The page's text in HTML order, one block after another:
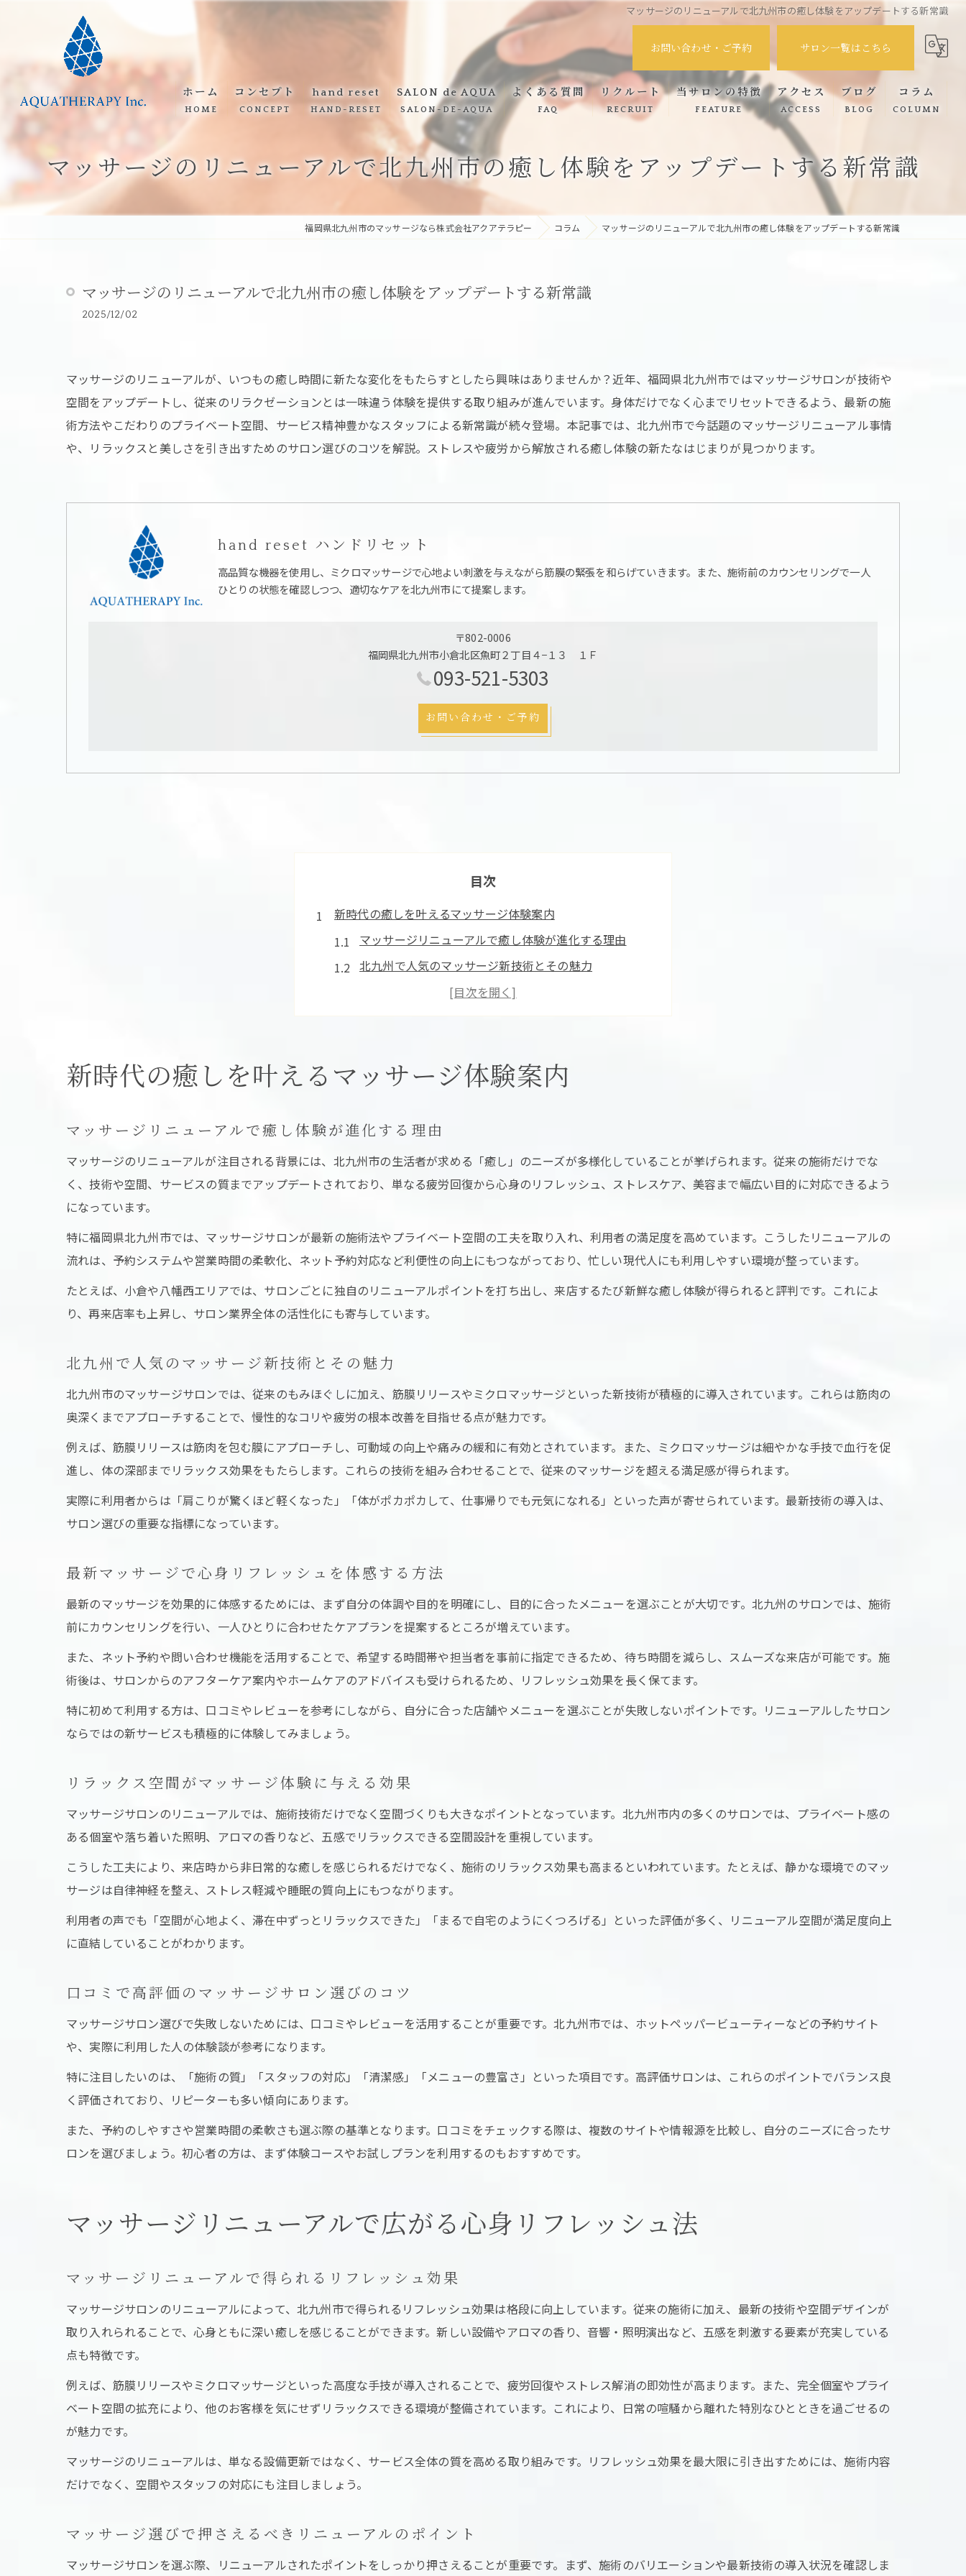
マッサージのリニューアルで北九州市の癒し体験をアップデートする新常識
お問い合わせ・ご予約 サロン一覧はこちら
ホーム
HOME
コンセプト
CONCEPT
hand reset
HAND-RESET
hand reset メニュー
SALON de AQUA
SALON-DE-AQUA
SALON de AQUA メニュー
SALON de AQUA ギャラリー
よくある質問
FAQ
リクルート
RECRUIT
当サロンの特徴
FEATURE
筋膜リリース
アクセス
ACCESS
ブログ
BLOG
コラム
COLUMN
マッサージのリニューアルで北九州市の癒し体験をアップデートする新常識
福岡県北九州市のマッサージなら株式会社アクアテラピー コラム マッサージのリニューアルで北九州市の癒し体験をアップデートする新常識
マッサージのリニューアルで北九州市の癒し体験をアップデートする新常識
2025/12/02
マッサージのリニューアルが、いつもの癒し時間に新たな変化をもたらすとしたら興味はありませんか？近年、福岡県北九州市ではマッサージサロンが技術や
空間をアップデートし、従来のリラクゼーションとは一味違う体験を提供する取り組みが進んでいます。身体だけでなく心までリセットできるよう、最新の施
術方法やこだわりのプライベート空間、サービス精神豊かなスタッフによる新常識が続々登場。本記事では、北九州市で今話題のマッサージリニューアル事情
や、リラックスと美しさを引き出すためのサロン選びのコツを解説。ストレスや疲労から解放される癒し体験の新たなはじまりが見つかります。
hand reset ハンドリセット
高品質な機器を使用し、ミクロマッサージで心地よい刺激を与えながら筋膜の緊張を和らげていきます。また、施術前のカウンセリングで一人
ひとりの状態を確認しつつ、適切なケアを北九州市にて提案します。
〒802-0006
福岡県北九州市小倉北区魚町２丁目４−１３ １Ｆ
093-521-5303
お問い合わせ・ご予約
目次
新時代の癒しを叶えるマッサージ体験案内
マッサージリニューアルで癒し体験が進化する理由
北九州で人気のマッサージ新技術とその魅力
最新マッサージで心身リフレッシュを体感する方法
マッサージリニューアルで広がる心身リフレッシュ法
マッサージ選びで押さえるべきリニューアルのポイント
新しい施術法が心と体に与えるメリットを解説
リラックス重視派が選ぶマッサージサロンの基準
新感覚マッサージの選び方と体験談を紹介
リラックスできるマッサージサロンの見極め方
口コミ比較で安心できるマッサージを見つける
リニューアルサロンの特典と予約時の注意点
マッサージ利用者目線の満足度向上テクニック
マッサージ選びで後悔しない賢いサロン活用術
失敗しないマッサージサロンの選び方を解説
リラックス重視の女性に嬉しいサロン活用術
口コミや評判を活用したマッサージ選びの極意
新時代の癒しを叶えるマッサージ体験案内
マッサージリニューアルで癒し体験が進化する理由
マッサージのリニューアルが注目される背景には、北九州市の生活者が求める「癒し」のニーズが多様化していることが挙げられます。従来の施術だけでな
く、技術や空間、サービスの質までアップデートされており、単なる疲労回復から心身のリフレッシュ、ストレスケア、美容まで幅広い目的に対応できるよう
になっています。
特に福岡県北九州市では、マッサージサロンが最新の施術法やプライベート空間の工夫を取り入れ、利用者の満足度を高めています。こうしたリニューアルの
流れは、予約システムや営業時間の柔軟化、ネット予約対応など利便性の向上にもつながっており、忙しい現代人にも利用しやすい環境が整っています。
たとえば、小倉や八幡西エリアでは、サロンごとに独自のリニューアルポイントを打ち出し、来店するたび新鮮な癒し体験が得られると評判です。これによ
り、再来店率も上昇し、サロン業界全体の活性化にも寄与しています。
北九州で人気のマッサージ新技術とその魅力
北九州市のマッサージサロンでは、従来のもみほぐしに加え、筋膜リリースやミクロマッサージといった新技術が積極的に導入されています。これらは筋肉の
奥深くまでアプローチすることで、慢性的なコリや疲労の根本改善を目指せる点が魅力です。
例えば、筋膜リリースは筋肉を包む膜にアプローチし、可動域の向上や痛みの緩和に有効とされています。また、ミクロマッサージは細やかな手技で血行を促
進し、体の深部までリラックス効果をもたらします。これらの技術を組み合わせることで、従来のマッサージを超える満足感が得られます。
実際に利用者からは「肩こりが驚くほど軽くなった」「体がポカポカして、仕事帰りでも元気になれる」といった声が寄せられています。最新技術の導入は、
サロン選びの重要な指標になっています。
最新マッサージで心身リフレッシュを体感する方法
最新のマッサージを効果的に体感するためには、まず自分の体調や目的を明確にし、目的に合ったメニューを選ぶことが大切です。北九州のサロンでは、施術
前にカウンセリングを行い、一人ひとりに合わせたケアプランを提案するところが増えています。
また、ネット予約や問い合わせ機能を活用することで、希望する時間帯や担当者を事前に指定できるため、待ち時間を減らし、スムーズな来店が可能です。施
術後は、サロンからのアフターケア案内やホームケアのアドバイスも受けられるため、リフレッシュ効果を長く保てます。
特に初めて利用する方は、口コミやレビューを参考にしながら、自分に合った店舗やメニューを選ぶことが失敗しないポイントです。リニューアルしたサロン
ならではの新サービスも積極的に体験してみましょう。
リラックス空間がマッサージ体験に与える効果
マッサージサロンのリニューアルでは、施術技術だけでなく空間づくりも大きなポイントとなっています。北九州市内の多くのサロンでは、プライベート感の
ある個室や落ち着いた照明、アロマの香りなど、五感でリラックスできる空間設計を重視しています。
こうした工夫により、来店時から非日常的な癒しを感じられるだけでなく、施術のリラックス効果も高まるといわれています。たとえば、静かな環境でのマッ
サージは自律神経を整え、ストレス軽減や睡眠の質向上にもつながります。
利用者の声でも「空間が心地よく、滞在中ずっとリラックスできた」「まるで自宅のようにくつろげる」といった評価が多く、リニューアル空間が満足度向上
に直結していることがわかります。
口コミで高評価のマッサージサロン選びのコツ
マッサージサロン選びで失敗しないためには、口コミやレビューを活用することが重要です。北九州市では、ホットペッパービューティーなどの予約サイト
や、実際に利用した人の体験談が参考になります。
特に注目したいのは、「施術の質」「スタッフの対応」「清潔感」「メニューの豊富さ」といった項目です。高評価サロンは、これらのポイントでバランス良
く評価されており、リピーターも多い傾向にあります。
また、予約のしやすさや営業時間の柔軟さも選ぶ際の基準となります。口コミをチェックする際は、複数のサイトや情報源を比較し、自分のニーズに合ったサ
ロンを選びましょう。初心者の方は、まず体験コースやお試しプランを利用するのもおすすめです。
マッサージリニューアルで広がる心身リフレッシュ法
マッサージリニューアルで得られるリフレッシュ効果
マッサージサロンのリニューアルによって、北九州市で得られるリフレッシュ効果は格段に向上しています。従来の施術に加え、最新の技術や空間デザインが
取り入れられることで、心身ともに深い癒しを感じることができます。新しい設備やアロマの香り、音響・照明演出など、五感を刺激する要素が充実している
点も特徴です。
例えば、筋膜リリースやミクロマッサージといった高度な手技が導入されることで、疲労回復やストレス解消の即効性が高まります。また、完全個室やプライ
ベート空間の拡充により、他のお客様を気にせずリラックスできる環境が整備されています。これにより、日常の喧騒から離れた特別なひとときを過ごせるの
が魅力です。
マッサージのリニューアルは、単なる設備更新ではなく、サービス全体の質を高める取り組みです。リフレッシュ効果を最大限に引き出すためには、施術内容
だけでなく、空間やスタッフの対応にも注目しましょう。
マッサージ選びで押さえるべきリニューアルのポイント
マッサージサロンを選ぶ際、リニューアルされたポイントをしっかり押さえることが重要です。まず、施術のバリエーションや最新技術の導入状況を確認しま